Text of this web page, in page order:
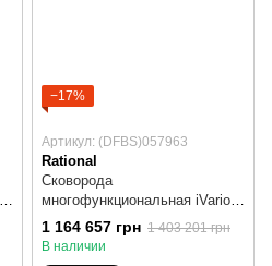
−17%
Артикул: (DFBS)057963
Rational
Сковорода
многофункциональная iVario
Pro L Rational
1 164 657 грн 1 403 201 грн
В наличии